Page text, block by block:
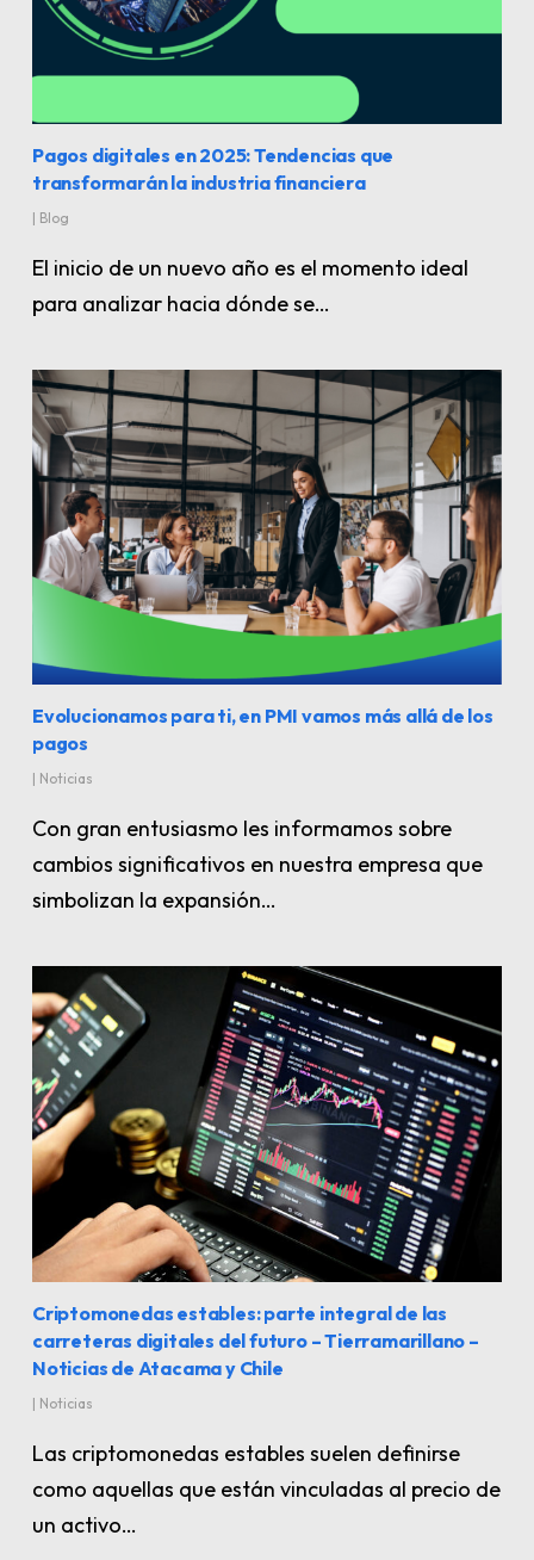
Pagos digitales en 2025: Tendencias que
transformarán la industria financiera
| Blog
El inicio de un nuevo año es el momento ideal
para analizar hacia dónde se…
Evolucionamos para ti, en PMI vamos más allá de los
pagos
| Noticias
Con gran entusiasmo les informamos sobre
cambios significativos en nuestra empresa que
simbolizan la expansión…
Criptomonedas estables: parte integral de las
carreteras digitales del futuro – Tierramarillano –
Noticias de Atacama y Chile
| Noticias
Las criptomonedas estables suelen definirse
como aquellas que están vinculadas al precio de
un activo…